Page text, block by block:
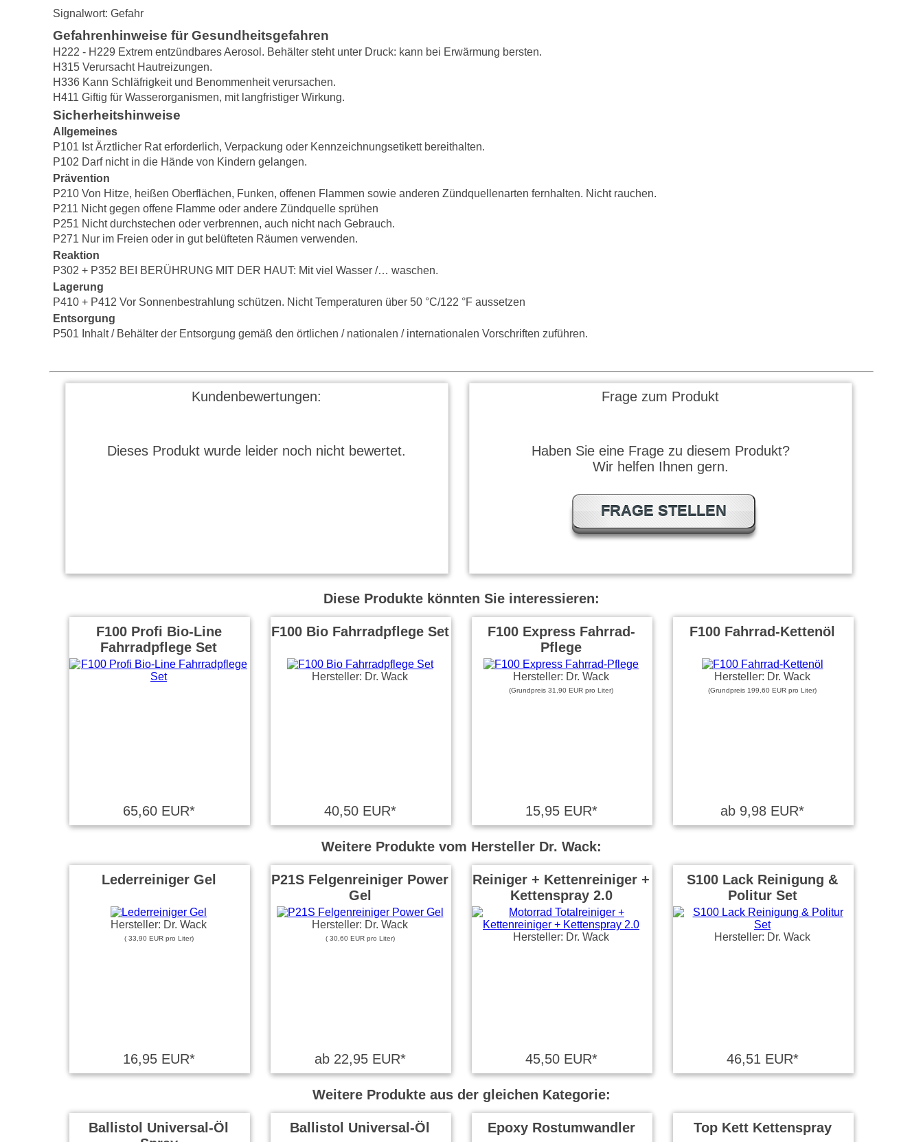
Signalwort: Gefahr
Gefahrenhinweise für Gesundheitsgefahren
H222 - H229 Extrem entzündbares Aerosol. Behälter steht unter Druck: kann bei Erwärmung bersten.
H315 Verursacht Hautreizungen.
H336 Kann Schläfrigkeit und Benommenheit verursachen.
H411 Giftig für Wasserorganismen, mit langfristiger Wirkung.
Sicherheitshinweise
Allgemeines
P101 Ist Ärztlicher Rat erforderlich, Verpackung oder Kennzeichnungsetikett bereithalten.
P102 Darf nicht in die Hände von Kindern gelangen.
Prävention
P210 Von Hitze, heißen Oberflächen, Funken, offenen Flammen sowie anderen Zündquellenarten fernhalten. Nicht rauchen.
P211 Nicht gegen offene Flamme oder andere Zündquelle sprühen
P251 Nicht durchstechen oder verbrennen, auch nicht nach Gebrauch.
P271 Nur im Freien oder in gut belüfteten Räumen verwenden.
Reaktion
P302 + P352 BEI BERÜHRUNG MIT DER HAUT: Mit viel Wasser /… waschen.
Lagerung
P410 + P412 Vor Sonnenbestrahlung schützen. Nicht Temperaturen über 50 °C/122 °F aussetzen
Entsorgung
P501 Inhalt / Behälter der Entsorgung gemäß den örtlichen / nationalen / internationalen Vorschriften zuführen.
Kundenbewertungen:
Dieses Produkt wurde leider noch nicht bewertet.
Frage zum Produkt
Haben Sie eine Frage zu diesem Produkt?
Wir helfen Ihnen gern.
FRAGE STELLEN
Diese Produkte könnten Sie interessieren:
F100 Profi Bio-Line
Fahrradpflege Set
65,60 EUR*
F100 Bio Fahrradpflege Set
Hersteller: Dr. Wack
40,50 EUR*
F100 Express Fahrrad-
Pflege
Hersteller: Dr. Wack
(Grundpreis 31,90 EUR pro Liter)
15,95 EUR*
F100 Fahrrad-Kettenöl
Hersteller: Dr. Wack
(Grundpreis 199,60 EUR pro Liter)
ab 9,98 EUR*
Weitere Produkte vom Hersteller Dr. Wack:
Lederreiniger Gel
Hersteller: Dr. Wack
( 33,90 EUR pro Liter)
16,95 EUR*
P21S Felgenreiniger Power
Gel
Hersteller: Dr. Wack
( 30,60 EUR pro Liter)
ab 22,95 EUR*
Reiniger + Kettenreiniger +
Kettenspray 2.0
Hersteller: Dr. Wack
45,50 EUR*
S100 Lack Reinigung &
Politur Set
Hersteller: Dr. Wack
46,51 EUR*
Weitere Produkte aus der gleichen Kategorie:
Ballistol Universal-Öl
Ballistol Universal-Öl Epoxy Rostumwandler Top Kett Kettenspray